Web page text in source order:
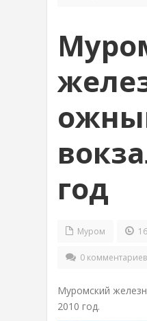
год
Муром
0 комментариев
Муромский
2010 год.